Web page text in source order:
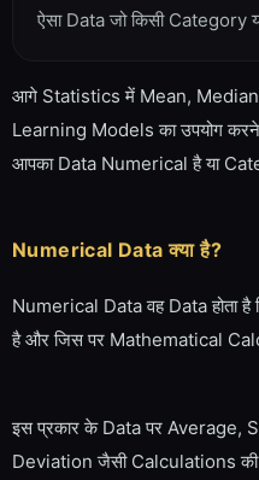
ऐसा Data जो किसी Category
आगे Statistics में Mean,
Learning Models का उपयोग
आपका Data Numerical है या
Numerical Data क्या है?
Numerical Data वह Data होता है
है और जिस पर Mathematical
इस प्रकार के Data पर Average,
Deviation जैसी Calculations की